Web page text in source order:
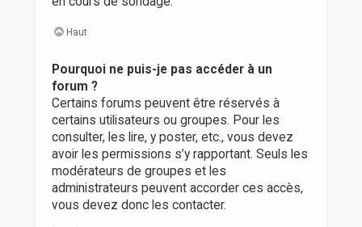
Haut
Pourquoi ne puis-je pas accéder à un
forum ?
Certains forums peuvent être réservés à
certains utilisateurs ou groupes. Pour les
consulter, les lire, y poster, etc., vous devez
avoir les permissions s’y rapportant. Seuls les
modérateurs de groupes et les
administrateurs peuvent accorder ces accès,
vous devez donc les contacter.